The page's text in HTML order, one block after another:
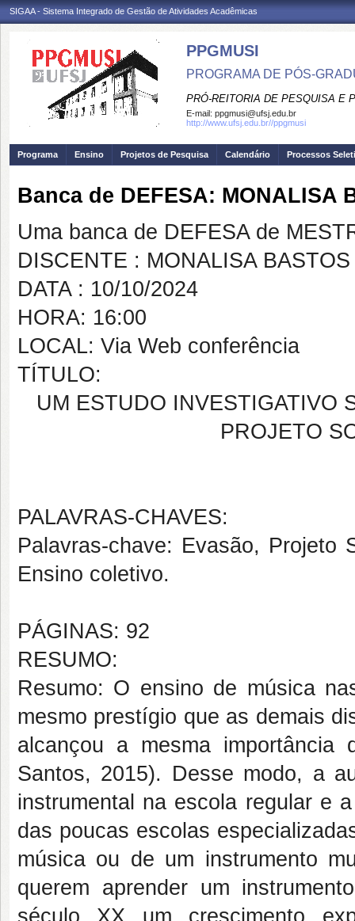
SIGAA - Sistema Integrado de Gestão de Atividades Acadêmicas
PPGMUSI
PROGRAMA DE PÓS-
PRÓ-REITORIA DE PESQUISA E
E-mail: ppgmusi@ufsj.edu.br
http://www.ufsj.edu.br//ppgmusi
Programa Ensino Projetos de Pesquisa Calendário Processos
Banca de DEFESA: MONALISA
Uma banca de DEFESA de
DISCENTE : MONALISA
DATA : 10/10/2024
HORA: 16:00
LOCAL: Via Web conferência
TÍTULO:
UM ESTUDO INVESTIGATIVO
PROJETO
PALAVRAS-CHAVES:
Palavras-chave: Evasão, Projeto
Ensino coletivo.
PÁGINAS: 92
RESUMO:
Resumo: O ensino de música
mesmo prestígio que as demais
alcançou a mesma
Santos, 2015). Desse modo, a
instrumental na escola regular e
das poucas escolas
música ou de um instrumento
querem aprender um
século XX um crescimento